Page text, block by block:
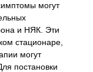
могут
и НЯК. Эти
стационаре,
могут
постановки